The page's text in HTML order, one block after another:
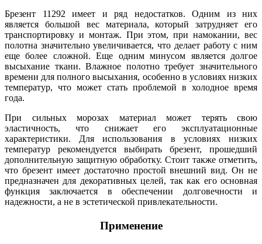
Брезент 11292 имеет и ряд недостатков. Одним из них
является большой вес материала, который затрудняет его
транспортировку и монтаж. При этом, при намокании, вес
полотна значительно увеличивается, что делает работу с ним
еще более сложной. Еще одним минусом является долгое
высыхание ткани. Влажное полотно требует значительного
времени для полного высыхания, особенно в условиях низких
температур, что может стать проблемой в холодное время
года.
При сильных морозах материал может терять свою
эластичность, что снижает его эксплуатационные
характеристики. Для использования в условиях низких
температур рекомендуется выбирать брезент, прошедший
дополнительную защитную обработку. Стоит также отметить,
что брезент имеет достаточно простой внешний вид. Он не
предназначен для декоративных целей, так как его основная
функция заключается в обеспечении долговечности и
надежности, а не в эстетической привлекательности.
Применение